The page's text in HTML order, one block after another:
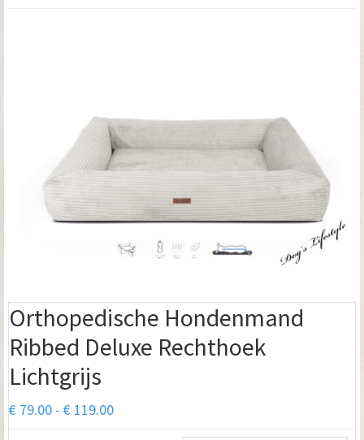
Orthopedische Hondenmand
Ribbed Deluxe Rechthoek
Lichtgrijs
€ 79.00 - € 119.00Prijsklasse: